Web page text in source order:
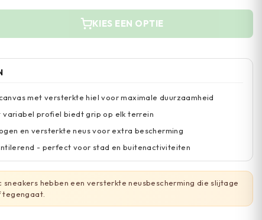
KIES EEN OPTIE
met versterkte hiel voor maximale duurzaamheid
variabel profiel biedt grip op elk terrein
en versterkte neus voor extra bescherming
- perfect voor stad en buitenactiviteiten
sneakers hebben een versterkte neusbescherming die slijtage